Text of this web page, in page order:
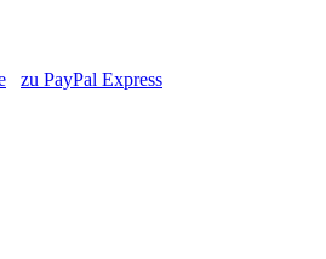
zu PayPal Express